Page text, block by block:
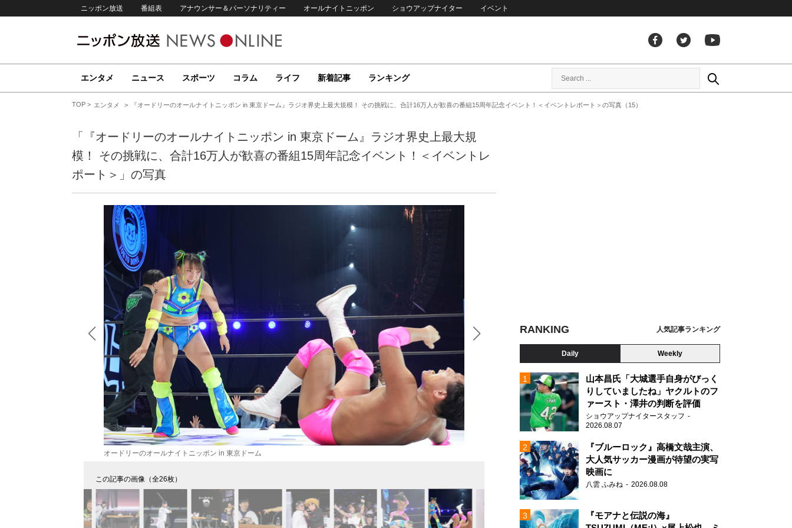
ニッポン放送 番組表 アナウンサー＆パーソナリティー オールナイトニッポン ショウアップナイター イベント
エンタメ ニュース スポーツ コラム ライフ 新着記事 ランキング
TOP エンタメ 『オードリーのオールナイトニッポン in 東京ドーム』ラジオ界史上最大規模！ その挑戦に、合計16万人が歓喜の番組15周年記念イベント！＜イベントレポート＞の写真（15）
「『オードリーのオールナイトニッポン in 東京ドーム』ラジオ界史上最大規
模！ その挑戦に、合計16万人が歓喜の番組15周年記念イベント！＜イベントレ
ポート＞」の写真
オードリーのオールナイトニッポン in 東京ドーム オードリーのオールナイトニッポン in 東京ドーム
この記事の画像（全26枚）
RANKING 人気記事ランキング
Daily Weekly
山本昌氏「大城選手自身がびっく
りしていましたね」ヤクルトのフ
ァースト・澤井の判断を評価
ショウアップナイタースタッフ
2026.08.07
『ブルーロック』高橋文哉主演、
大人気サッカー漫画が待望の実写
映画に
八雲 ふみね 2026.08.08
『モアナと伝説の海』